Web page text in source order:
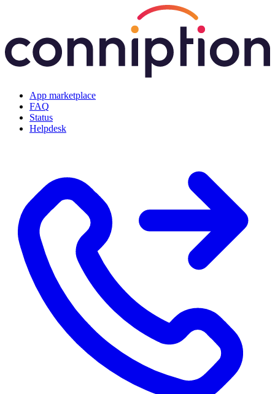
App marketplace
FAQ
Status
Helpdesk